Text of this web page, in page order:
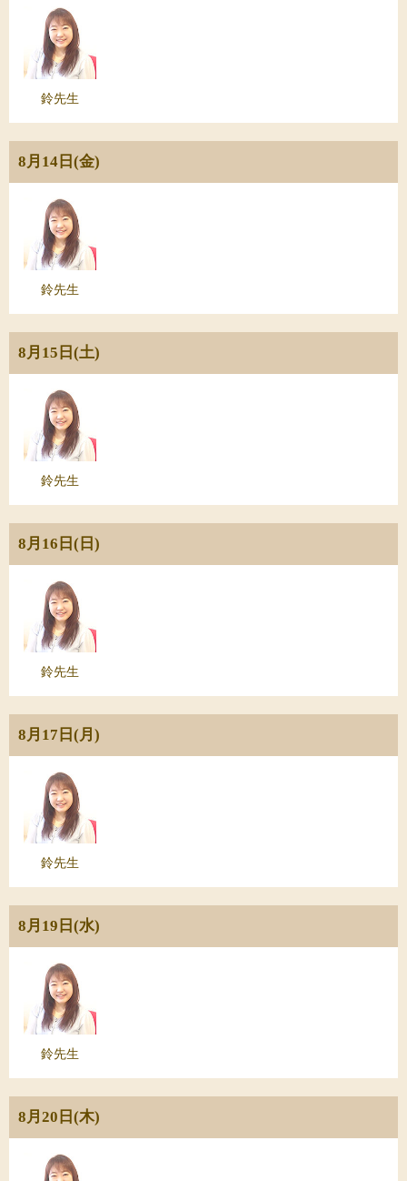
鈴先生
8月14日(金)
鈴先生
8月15日(土)
鈴先生
8月16日(日)
鈴先生
8月17日(月)
鈴先生
8月19日(水)
鈴先生
8月20日(木)